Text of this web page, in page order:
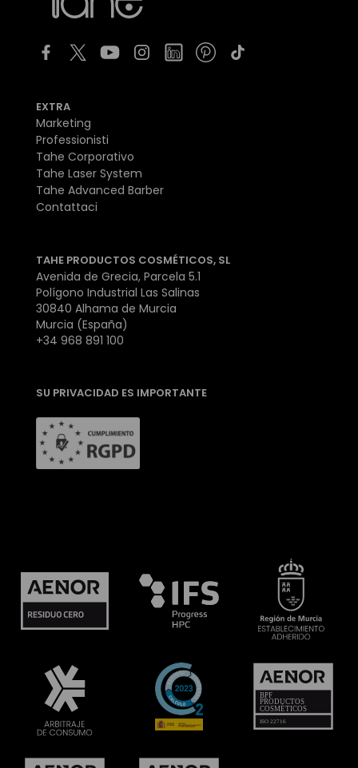
EXTRA
Marketing
Professionisti
Tahe Corporativo
Tahe Laser System
Tahe Advanced Barber
Contattaci
TAHE PRODUCTOS COSMÉTICOS, SL
Avenida de Grecia, Parcela 5.1
Polígono Industrial Las Salinas
30840 Alhama de Murcia
Murcia (España)
+34 968 891 100
SU PRIVACIDAD ES IMPORTANTE